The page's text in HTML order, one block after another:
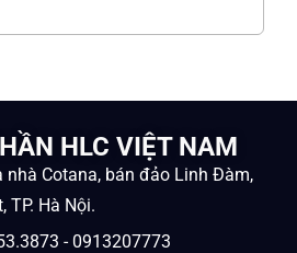
HLC VIỆT NAM
nhà Cotana, bán đảo Linh Đàm,
TP. Hà Nội.
- 0913207773